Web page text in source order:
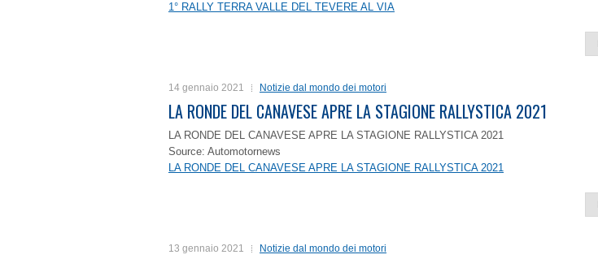
1° RALLY TERRA VALLE DEL TEVERE AL VIA
14 gennaio 2021 Notizie dal mondo dei motori
LA RONDE DEL CANAVESE APRE LA STAGIONE RALLYSTICA 2021
LA RONDE DEL CANAVESE APRE LA STAGIONE RALLYSTICA 2021
Source: Automotornews
LA RONDE DEL CANAVESE APRE LA STAGIONE RALLYSTICA 2021
13 gennaio 2021 Notizie dal mondo dei motori